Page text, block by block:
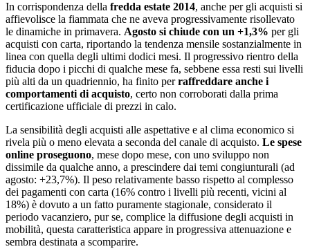
In corrispondenza della fredda estate 2014, anche per gli acquisti si
affievolisce la fiammata che ne aveva progressivamente risollevato
le dinamiche in primavera. Agosto si chiude con un +1,3% per gli
acquisti con carta, riportando la tendenza mensile sostanzialmente in
linea con quella degli ultimi dodici mesi. Il progressivo rientro della
fiducia dopo i picchi di qualche mese fa, sebbene essa resti sui livelli
più alti da un quadriennio, ha finito perraffreddare anche i
comportamenti di acquisto, certo non corroborati dalla prima
certificazione ufficiale di prezzi in calo.
La sensibilità degli acquisti alle aspettative e al clima economico si
rivela più o meno elevata a seconda del canale di acquisto. Le spese
online proseguono, mese dopo mese, con uno sviluppo non
dissimile da qualche anno, a prescindere dai temi congiunturali (ad
agosto: +23,7%). Il peso relativamente basso rispetto al complesso
dei pagamenti con carta (16% contro i livelli più recenti, vicini al
18%) è dovuto a un fatto puramente stagionale, considerato il
periodo vacanziero, pur se, complice la diffusione degli acquisti in
mobilità, questa caratteristica appare in progressiva attenuazione e
sembra destinata a scomparire.